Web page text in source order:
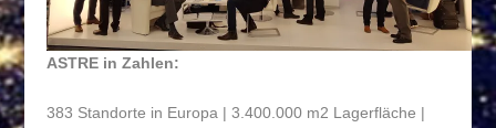
ASTRE in Zahlen:
383 Standorte in Europa | 3.400.000 m2 Lagerfläche |